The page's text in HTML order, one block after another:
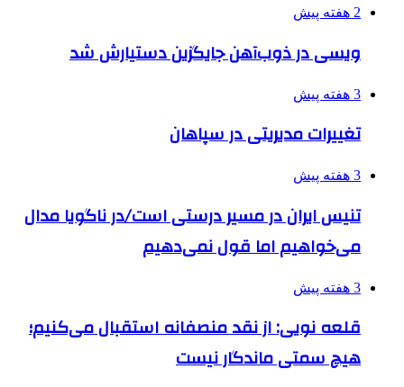
2 هفته پیش
ویسی در ذوب‌آهن جایگزین دستیارش شد
3 هفته پیش
تغییرات مدیریتی در سپاهان
3 هفته پیش
تنیس ایران در مسیر درستی است/در ناگویا مدال
می‌خواهیم اما قول نمی‌دهیم
3 هفته پیش
قلعه نویی: از نقد منصفانه استقبال می‌کنیم؛
هیچ سمتی ماندگار نیست